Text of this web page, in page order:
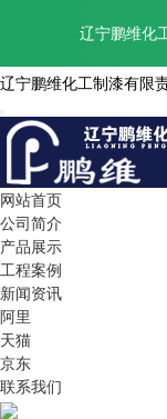
辽宁鹏维化工制漆有限
网站首页
公司简介
产品展示
工程案例
新闻资讯
阿里
天猫
京东
联系我们